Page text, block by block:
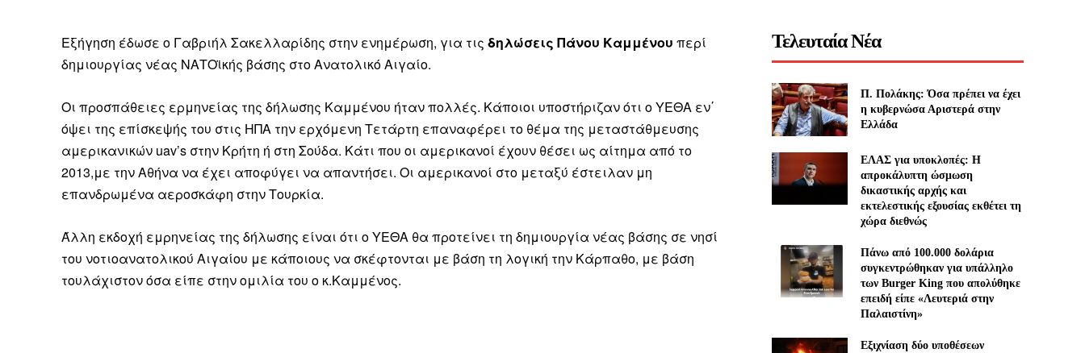
Εξήγηση έδωσε ο Γαβριήλ Σακελλαρίδης στην ενημέρωση, για τις δηλώσεις Πάνου Καμμένου περί
δημιουργίας νέας ΝΑΤΟϊκής βάσης στο Ανατολικό Αιγαίο.
Οι προσπάθειες ερμηνείας της δήλωσης Καμμένου ήταν πολλές. Κάποιοι υποστήριζαν ότι ο ΥΕΘΑ εν΄
όψει της επίσκεψής του στις ΗΠΑ την ερχόμενη Τετάρτη επαναφέρει το θέμα της μεταστάθμευσης
αμερικανικών uav’s στην Κρήτη ή στη Σούδα. Κάτι που οι αμερικανοί έχουν θέσει ως αίτημα από το
2013,με την Αθήνα να έχει αποφύγει να απαντήσει. Οι αμερικανοί στο μεταξύ έστειλαν μη
επανδρωμένα αεροσκάφη στην Τουρκία.
Άλλη εκδοχή εμρηνείας της δήλωσης είναι ότι ο ΥΕΘΑ θα προτείνει τη δημιουργία νέας βάσης σε νησί
του νοτιοανατολικού Αιγαίου με κάποιους να σκέφτονται με βάση τη λογική την Κάρπαθο, με βάση
τουλάχιστον όσα είπε στην ομιλία του ο κ.Καμμένος.
Τελευταία Νέα
Π. Πολάκης: Όσα πρέπει να έχει
η κυβερνώσα Αριστερά στην
Ελλάδα
ΕΛΑΣ για υποκλοπές: H
απροκάλυπτη ώσμωση
δικαστικής αρχής και
εκτελεστικής εξουσίας εκθέτει τη
χώρα διεθνώς
Πάνω από 100.000 δολάρια
συγκεντρώθηκαν για υπάλληλο
των Burger King που απολύθηκε
επειδή είπε «Λευτεριά στην
Παλαιστίνη»
Εξιχνίαση δύο υποθέσεων